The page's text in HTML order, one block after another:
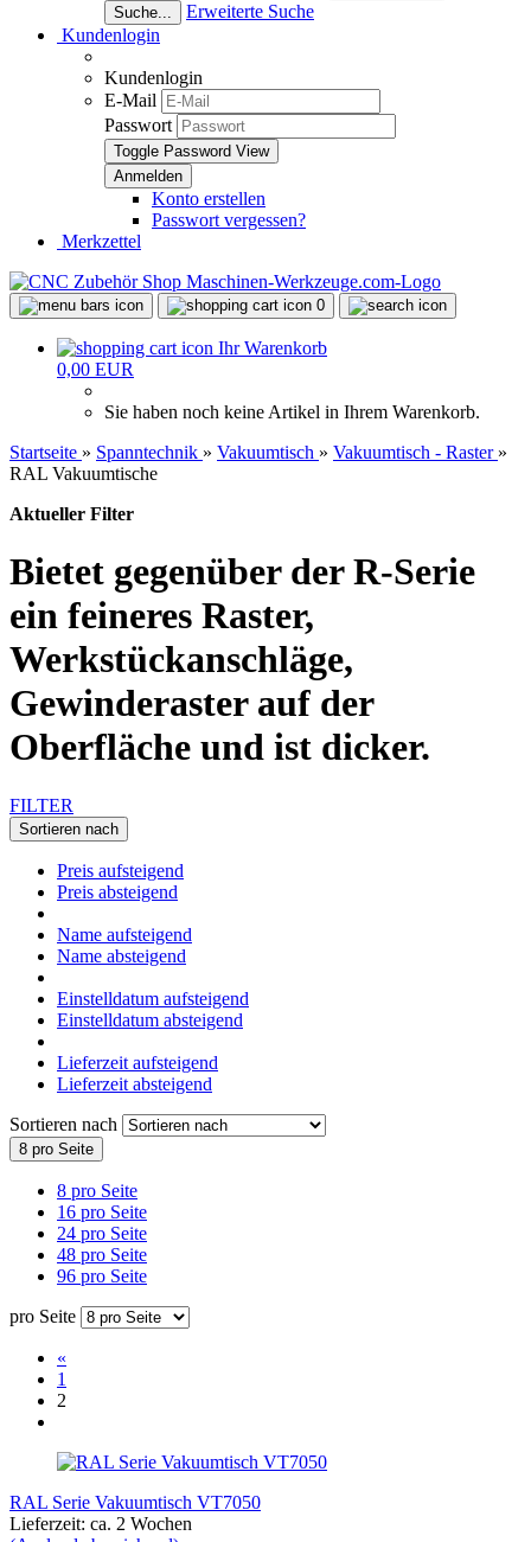
Suche...
Erweiterte Suche
Kundenlogin
Kundenlogin
E-Mail
Passwort
Toggle Password View
Konto erstellen
Passwort vergessen?
Merkzettel
0
Ihr Warenkorb
0,00 EUR
Sie haben noch keine Artikel in Ihrem Warenkorb.
Startseite » Spanntechnik » Vakuumtisch » Vakuumtisch - Raster »
RAL Vakuumtische
Aktueller Filter
Bietet gegenüber der R-Serie
ein feineres Raster,
Werkstückanschläge,
Gewinderaster auf der
Oberfläche und ist dicker.
FILTER
Sortieren nach
Preis aufsteigend
Preis absteigend
Name aufsteigend
Name absteigend
Einstelldatum aufsteigend
Einstelldatum absteigend
Lieferzeit aufsteigend
Lieferzeit absteigend
Sortieren nach
8 pro Seite
8 pro Seite
16 pro Seite
24 pro Seite
48 pro Seite
96 pro Seite
pro Seite
«
1
2
RAL Serie Vakuumtisch VT7050
Lieferzeit: ca. 2 Wochen